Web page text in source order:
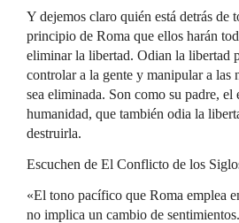
Y dejemos claro quién está detrás de
principio de Roma que ellos harán
eliminar la libertad. Odian la libertad
controlar a la gente y manipular a las
sea eliminada. Son como su padre, el
humanidad, que también odia la
destruirla.
Escuchen de El Conflicto de los
«El tono pacífico que Roma emplea
no implica un cambio de